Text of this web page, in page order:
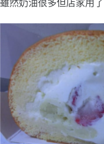
雖然奶油很多但店家用